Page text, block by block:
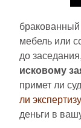
мебель или
до
исковому
примет ли
ли экспертизу
деньги в